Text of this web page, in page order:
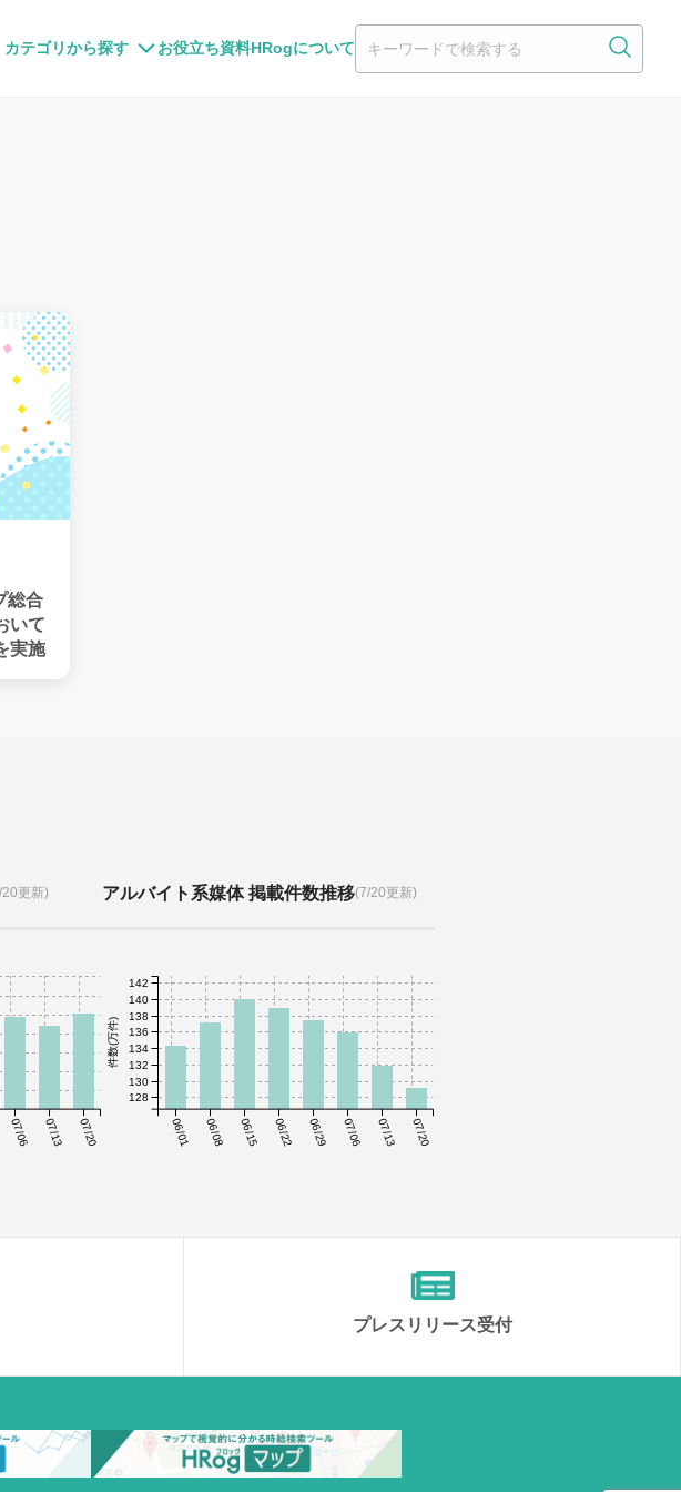
カテゴリから探す お役立ち資料HRogについて
総合
いて
実施
20更新)
07/06 07/13 07/20
アルバイト系媒体 掲載件数推移(7/20更新)
06/01 06/08 06/15 06/22 06/29 07/06 07/13 07/20
件数(万件)
128
130
132
134
136
138
140
142
プレスリリース受付